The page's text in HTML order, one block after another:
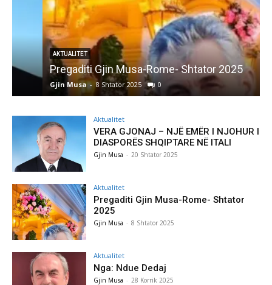
AKTUALITET
Pregaditi Gjin Musa-Rome- Shtator 2025
Gjin Musa - 8 Shtator 2025 0
Aktualitet
VERA GJONAJ – NJË EMËR I NJOHUR I
DIASPORËS SHQIPTARE NË ITALI
Gjin Musa - 20 Shtator 2025
Aktualitet
Pregaditi Gjin Musa-Rome- Shtator
2025
Gjin Musa - 8 Shtator 2025
Aktualitet
Nga: Ndue Dedaj
Gjin Musa - 28 Korrik 2025